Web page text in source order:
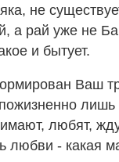
не
а рай уже не
и бытует.
Ваш
лишь
любят,
любви - какая